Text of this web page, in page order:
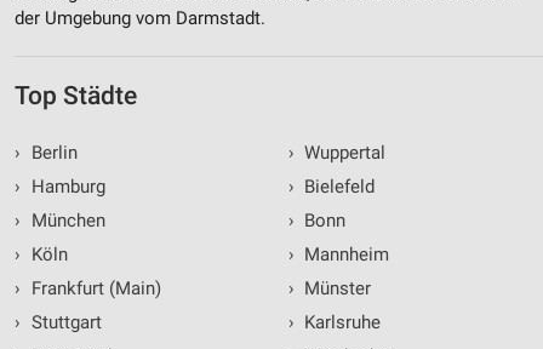
der Umgebung vom Darmstadt.
Top Städte
›
Berlin
›
Hamburg
›
München
›
Köln
›
Frankfurt (Main)
› Stuttgart
› Wuppertal
› Bielefeld
› Bonn
› Mannheim
› Münster
› Karlsruhe